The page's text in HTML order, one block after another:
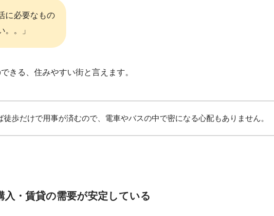
に必要なもの
。」
きる、住みやすい街と言えます。
歩だけで用事が済むので、電車やバスの中で密になる心配もありません。
入・賃貸の需要が安定している